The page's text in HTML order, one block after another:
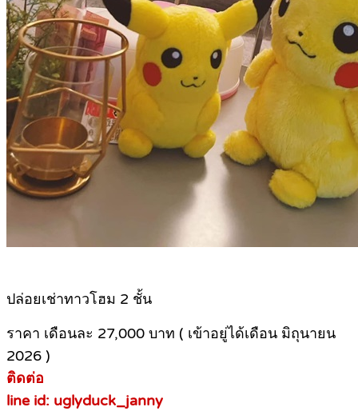
ปล่อยเช่าทาวโฮม 2 ชั้น
ราคา เดือนละ 27,000 บาท ( เข้าอยู่ได้เดือน มิถุนายน
2026 )
ติดต่อ
line id: uglyduck_janny